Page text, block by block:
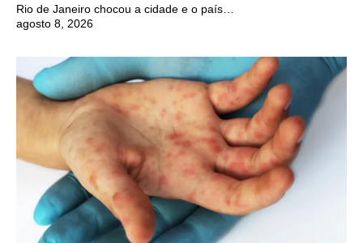
Rio de Janeiro chocou a cidade e o país…
agosto 8, 2026